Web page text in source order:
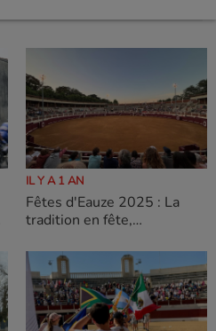
IL Y A 1 AN
Fêtes d'Eauze 2025 : La
tradition en fête,